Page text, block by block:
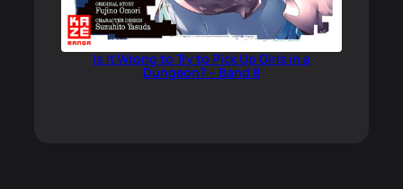
Is It Wrong to Try to Pick Up Girls in a
Dungeon? – Band 8